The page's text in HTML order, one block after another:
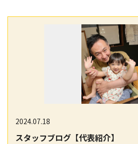
2024.07.18
スタッフブログ【代表紹介】